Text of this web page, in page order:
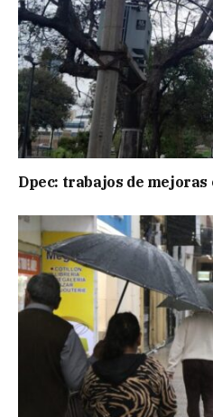
Dpec: trabajos de